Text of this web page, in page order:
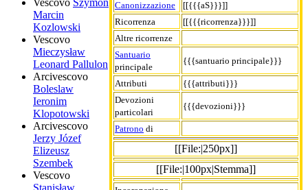
Canonizzazione
[[{{{aS}}}]]
Ricorrenza
[[{{{ricorrenza}}}]]
Altre ricorrenze
Santuario
principale
{{{santuario principale}}}
Attributi
{{{attributi}}}
Devozioni
particolari
{{{devozioni}}}
Patrono di
[[File:|250px]]
[[File:|100px|Stemma]]
Vescovo Szymon
Marcin
Kozlowski
Vescovo
Mieczysław
Leonard Pallulon
Arcivescovo
Boleslaw
Ieronim
Klopotowski
Arcivescovo
Jerzy Józef
Elizeusz
Szembek
Vescovo